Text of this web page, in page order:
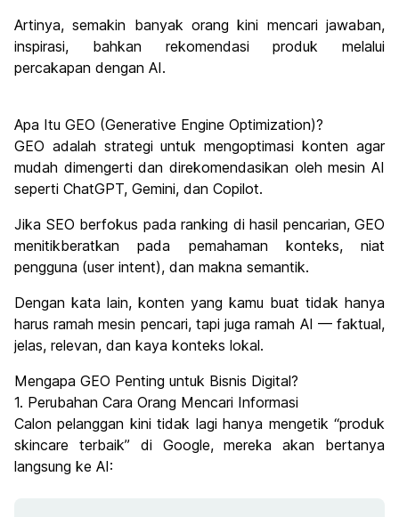
Artinya, semakin banyak orang kini mencari jawaban,
inspirasi, bahkan rekomendasi produk melalui
percakapan dengan AI.
Apa Itu GEO (Generative Engine Optimization)?
GEO adalah strategi untuk mengoptimasi konten agar
mudah dimengerti dan direkomendasikan oleh mesin AI
seperti ChatGPT, Gemini, dan Copilot.
Jika SEO berfokus pada ranking di hasil pencarian, GEO
menitikberatkan pada pemahaman konteks, niat
pengguna (user intent), dan makna semantik.
Dengan kata lain, konten yang kamu buat tidak hanya
harus ramah mesin pencari, tapi juga ramah AI — faktual,
jelas, relevan, dan kaya konteks lokal.
Mengapa GEO Penting untuk Bisnis Digital?
1. Perubahan Cara Orang Mencari Informasi
Calon pelanggan kini tidak lagi hanya mengetik “produk
skincare terbaik” di Google, mereka akan bertanya
langsung ke AI: